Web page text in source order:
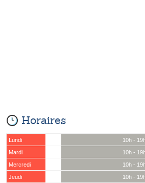
Horaires
Lundi
10h -
Mardi
10h -
Mercredi
10h -
Jeudi
10h -